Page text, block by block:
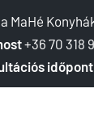
MaHé
+36 70 318